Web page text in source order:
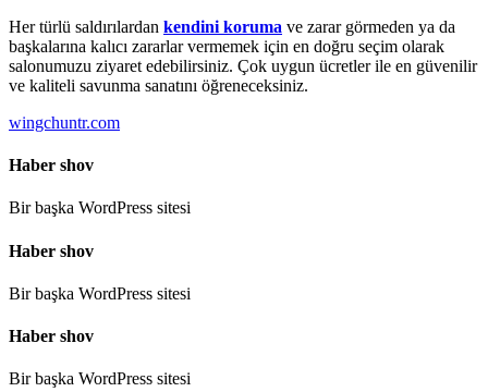
Her türlü saldırılardan kendini koruma ve zarar görmeden ya da
başkalarına kalıcı zararlar vermemek için en doğru seçim olarak
salonumuzu ziyaret edebilirsiniz. Çok uygun ücretler ile en güvenilir
ve kaliteli savunma sanatını öğreneceksiniz.
wingchuntr.com
Haber shov
Bir başka WordPress sitesi
Haber shov
Bir başka WordPress sitesi
Haber shov
Bir başka WordPress sitesi